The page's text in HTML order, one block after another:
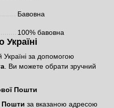
Бавовна
100% бавовна
за допомогою
. Ви можете обрати зручний
Пошти
Пошти за вказаною адресою